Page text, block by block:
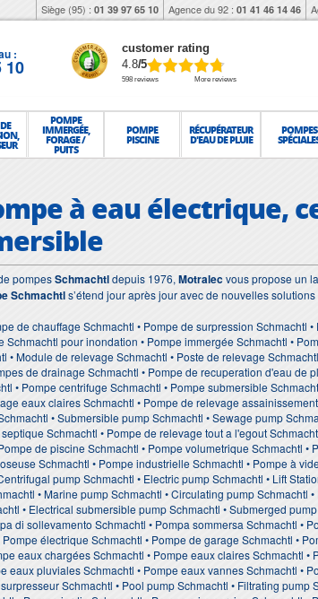
Siège (95) : 01 39 97 65 10 Agence du 92 : 01 41 46 14 46
:
10
customer rating
4.8/5
598 reviews More reviews
POMPE
IMMERGÉE,
FORAGE /
PUITS
POMPE
PISCINE
RÉCUPÉRATEUR
D'EAU DE PLUIE
POMPES
à eau électrique,
pompesSchmachtldepuis 1976, Motralecvous propose un
Schmachtls’étend jour après jour avec de nouvelles
de chauffage Schmachtl • Pompe de surpression Schmachtl
Schmachtl pour inondation • Pompe immergée Schmachtl •
• Module de relevage Schmachtl • Poste de relevage
de drainage Schmachtl • Pompe de recuperation d'eau de
• Pompe centrifuge Schmachtl • Pompe submersible
eaux claires Schmachtl • Pompe de relevage
• Submersible pump Schmachtl • Sewage pump
Schmachtl • Pompe de relevage tout a l'egout
de piscine Schmachtl • Pompe volumetrique Schmachtl
Schmachtl • Pompe industrielle Schmachtl • Pompe à
pump Schmachtl • Electric pump Schmachtl • Lift
• Marine pump Schmachtl • Circulating pump
• Electrical submersible pump Schmachtl • Submerged
di sollevamento Schmachtl • Pompa sommersa Schmachtl •
électrique Schmachtl • Pompe de garage Schmachtl •
eaux chargées Schmachtl • Pompe eaux claires Schmachtl
eaux pluviales Schmachtl • Pompe eaux vannes Schmachtl •
Schmachtl • Pool pump Schmachtl • Filtrating